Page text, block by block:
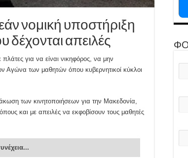
νομική υποστήριξη
απειλές
για να είναι νικηφόρος, να μην
Αγώνα των μαθητών όπου κυβερνητικοί κύκλοι
των κινητοποιήσεων για την Μακεδονία,
και με απειλές να εκφοβίσουν τους μαθητές